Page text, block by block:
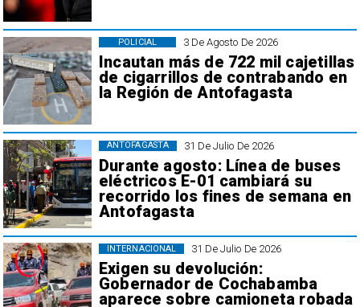
3 De Agosto De 2026
Incautan más de 722 mil cajetillas
de cigarrillos de contrabando en
la Región de Antofagasta
POLICIAL
31 De Julio De 2026
Durante agosto: Línea de buses
eléctricos E-01 cambiará su
recorrido los fines de semana en
Antofagasta
ANTOFAGASTA
31 De Julio De 2026
Exigen su devolución:
Gobernador de Cochabamba
aparece sobre camioneta robada
INTERNACIONAL